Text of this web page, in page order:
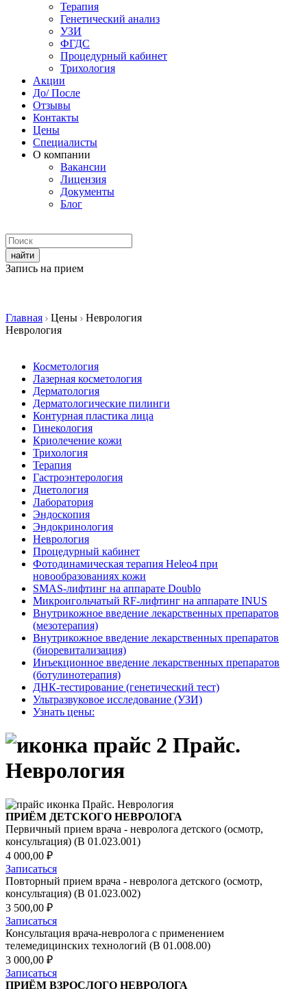
Терапия
Генетический анализ
УЗИ
ФГДС
Процедурный кабинет
Трихология
Акции
До/ После
Отзывы
Контакты
Цены
Специалисты
О компании
Вакансии
Лицензия
Документы
Блог
Запись на прием
Главная Цены
Неврология
Неврология
Косметология
Лазерная косметология
Дерматология
Дерматологические пилинги
Контурная пластика лица
Гинекология
Криолечение кожи
Трихология
Терапия
Гастроэнтерология
Диетология
Лаборатория
Эндоскопия
Эндокринология
Неврология
Процедурный кабинет
Фотодинамическая терапия Heleo4 при
новообразованиях кожи
SMAS-лифтинг на аппарате Doublo
Микроигольчатый RF-лифтинг на аппарате INUS
Внутрикожное введение лекарственных препаратов
(мезотерапия)
Внутрикожное введение лекарственных препаратов
(биоревитализация)
Инъекционное введение лекарственных препаратов
(ботулинотерапия)
ДНК-тестирование (генетический тест)
Ультразвуковое исследование (УЗИ)
Узнать цены:
Прайс.
Неврология
Прайс. Неврология
ПРИЁМ ДЕТСКОГО НЕВРОЛОГА
Первичный прием врача - невролога детского (осмотр,
консультация) (B 01.023.001)
4 000,00 ₽
Записаться
Повторный прием врача - невролога детского (осмотр,
консультация) (B 01.023.002)
3 500,00 ₽
Записаться
Консультация врача-невролога с применением
телемедицинских технологий (В 01.008.00)
3 000,00 ₽
Записаться
ПРИЁМ ВЗРОСЛОГО НЕВРОЛОГА